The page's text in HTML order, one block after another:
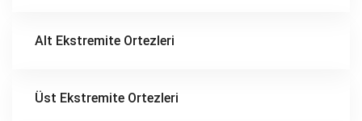
Alt Ekstremite Ortezleri
Üst Ekstremite Ortezleri